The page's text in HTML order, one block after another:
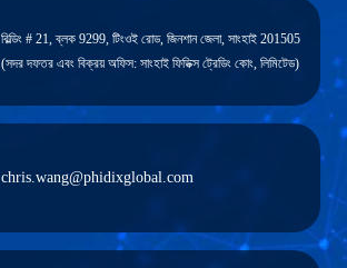
বিল্ডিং # 21, ব্লক 9299, টিংওই রোড, জিনশান জেলা, সাংহাই 201505
(সদর দফতর এবং বিক্রয় অফিস: সাংহাই ফিডিক্স ট্রেডিং কোং, লিমিটেড)
chris.wang@phidixglobal.com